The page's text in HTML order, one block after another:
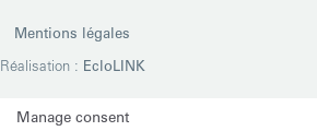
Mentions légales
Réalisation : EcloLINK
Manage consent